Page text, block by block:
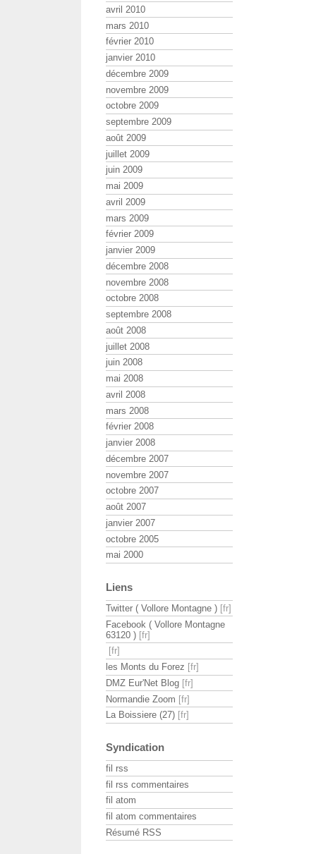
avril 2010
mars 2010
février 2010
janvier 2010
décembre 2009
novembre 2009
octobre 2009
septembre 2009
août 2009
juillet 2009
juin 2009
mai 2009
avril 2009
mars 2009
février 2009
janvier 2009
décembre 2008
novembre 2008
octobre 2008
septembre 2008
août 2008
juillet 2008
juin 2008
mai 2008
avril 2008
mars 2008
février 2008
janvier 2008
décembre 2007
novembre 2007
octobre 2007
août 2007
janvier 2007
octobre 2005
mai 2000
Liens
Twitter ( Vollore Montagne )
Facebook ( Vollore Montagne
63120 )
les Monts du Forez
DMZ Eur'Net Blog
Normandie Zoom
La Boissiere (27)
Syndication
fil rss
fil rss commentaires
fil atom
fil atom commentaires
Résumé RSS